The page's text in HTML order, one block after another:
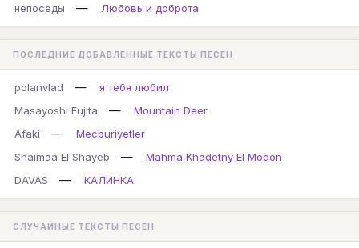
непоседы
— Любовь и доброта
ПОСЛЕДНИЕ ДОБАВЛЕННЫЕ ТЕКСТЫ ПЕСЕН
polanvlad —
я тебя любил
Masayoshi Fujita
—
Mountain Deer
Afaki
—
Mecburiyetler
Shaimaa El Shayeb
—
Mahma Khadetny El Modon
DAVAS
— КАЛИНКА
СЛУЧАЙНЫЕ ТЕКСТЫ ПЕСЕН